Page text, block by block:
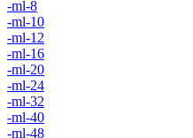
-ml-8
-ml-10
-ml-12
-ml-16
-ml-20
-ml-24
-ml-32
-ml-40
-ml-48